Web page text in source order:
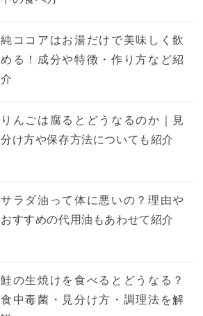
純ココアはお湯だけで美味しく飲
める！成分や特徴・作り方など紹
介
りんごは腐るとどうなるのか｜見
分け方や保存方法についても紹介
サラダ油って体に悪いの？理由や
おすすめの代用油もあわせて紹介
鮭の生焼けを食べるとどうなる？
食中毒菌・見分け方・調理法を解